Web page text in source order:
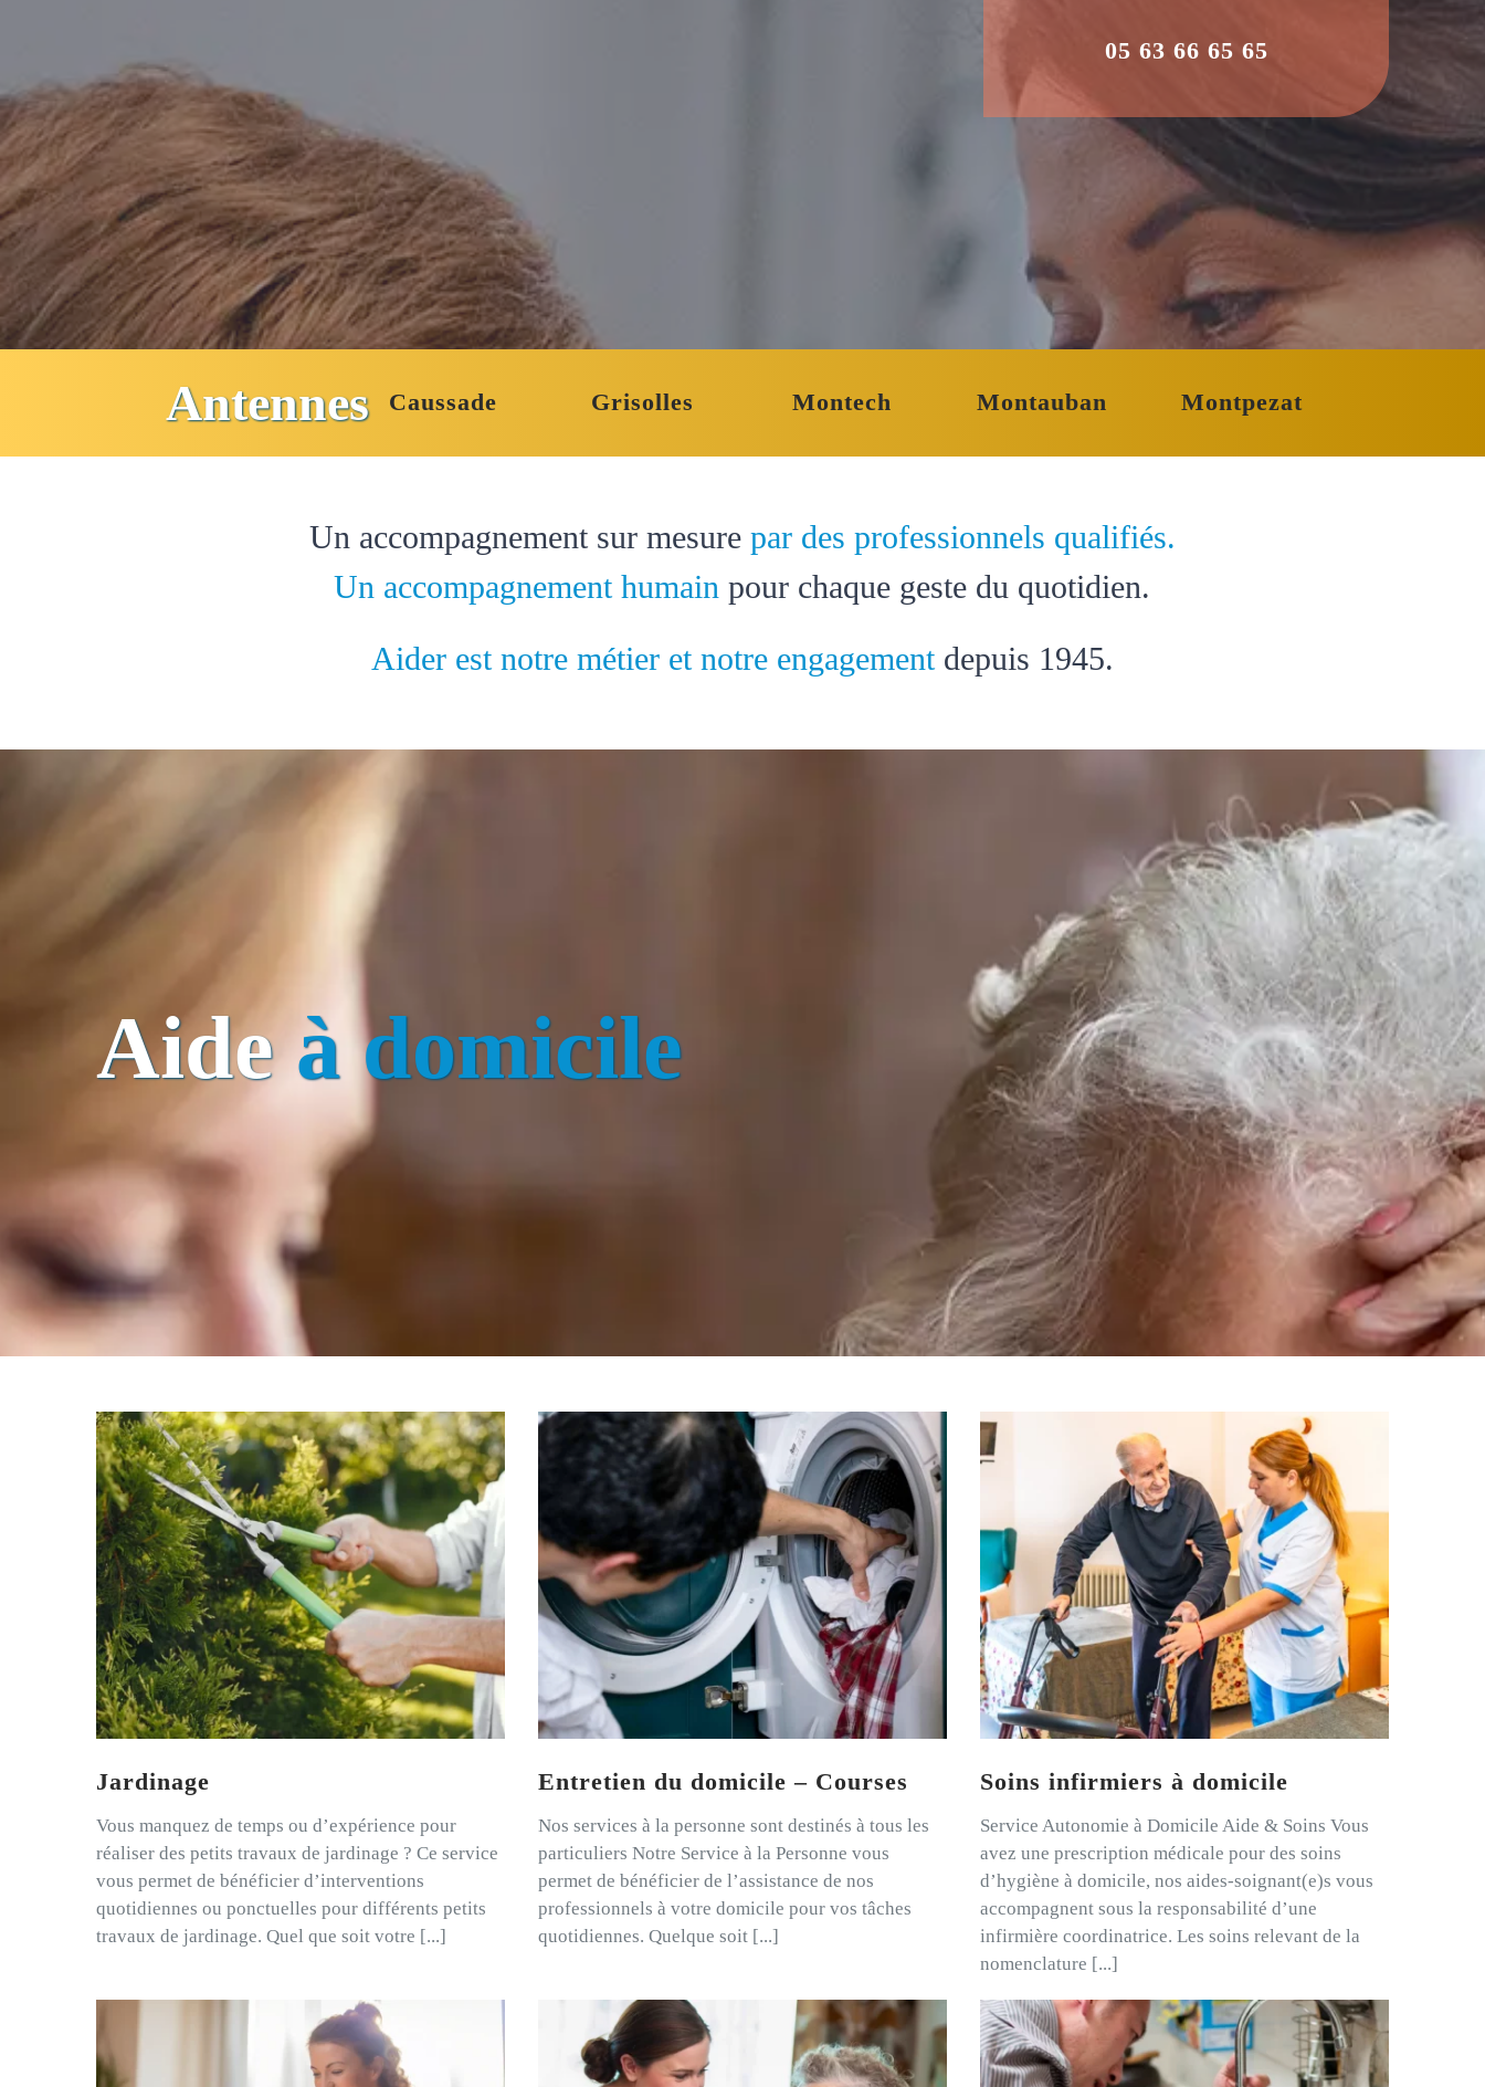
05 63 66 65 65
Antennes Caussade Grisolles Montech Montauban Montpezat
Un accompagnement sur mesure par des professionnels qualifiés.
Un accompagnement humainpour chaque geste du quotidien.
Aider est notre métier et notre engagementdepuis 1945.
Aideà domicile
Jardinage
Vous manquez de temps ou d’expérience pour
réaliser des petits travaux de jardinage ? Ce service
vous permet de bénéficier d’interventions
quotidiennes ou ponctuelles pour différents petits
travaux de jardinage. Quel que soit votre [...]
Entretien du domicile – Courses
Nos services à la personne sont destinés à tous les
particuliers Notre Service à la Personne vous
permet de bénéficier de l’assistance de nos
professionnels à votre domicile pour vos tâches
quotidiennes. Quelque soit [...]
Soins infirmiers à domicile
Service Autonomie à Domicile Aide & Soins Vous
avez une prescription médicale pour des soins
d’hygiène à domicile, nos aides-soignant(e)s vous
accompagnent sous la responsabilité d’une
infirmière coordinatrice. Les soins relevant de la
nomenclature [...]